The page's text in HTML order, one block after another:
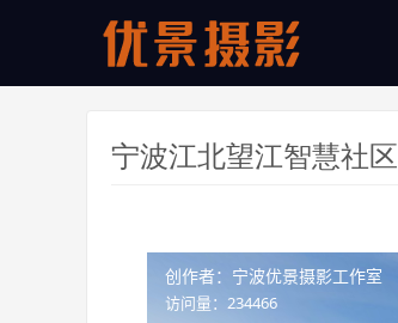
宁波江北望江智慧社区